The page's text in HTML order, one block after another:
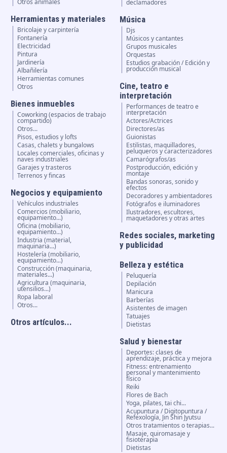
Otros animales
Herramientas y materiales
Bricolaje y carpintería
Fontanería
Electricidad
Pintura
Jardinería
Albañilería
Herramientas comunes
Otros
Bienes inmuebles
Coworking (espacios de trabajo
compartido)
Otros...
Pisos, estudios y lofts
Casas, chalets y bungalows
Locales comerciales, oficinas y
naves industriales
Garajes y trasteros
Terrenos y fincas
Negocios y equipamiento
Vehículos industriales
Comercios (mobiliario,
equipamiento...)
Oficina (mobiliario,
equipamiento...)
Industria (material,
maquinaria...)
Hostelería (mobiliario,
equipamiento...)
Construcción (maquinaria,
materiales...)
Agricultura (maquinaria,
utensilios...)
Ropa laboral
Otros...
Otros artículos...
declamadores
Música
Djs
Músicos y cantantes
Grupos musicales
Orquestas
Estudios grabación / Edición y
producción musical
Cine, teatro e
interpretación
Performances de teatro e
interpretación
Actores/Actrices
Directores/as
Guionistas
Estilistas, maquilladores,
peluqueros y caracterizadores
Camarógrafos/as
Postproducción, edición y
montaje
Bandas sonoras, sonido y
efectos
Decoradores y ambientadores
Fotógrafos e iluminadores
Ilustradores, escultores,
maquetadores y otras artes
Redes sociales, marketing
y publicidad
Belleza y estética
Peluquería
Depilación
Manicura
Barberías
Asistentes de imagen
Tatuajes
Dietistas
Salud y bienestar
Deportes: clases de
aprendizaje, práctica y mejora
Fitness: entrenamiento
personal y mantenimiento
físico
Reiki
Flores de Bach
Yoga, pilates, tai chi...
Acupuntura / Digitopuntura /
Refexología, Jin Shin Jyutsu
Otros tratamientos o terapias...
Masaje, quiromasaje y
fisioterapia
Dietistas